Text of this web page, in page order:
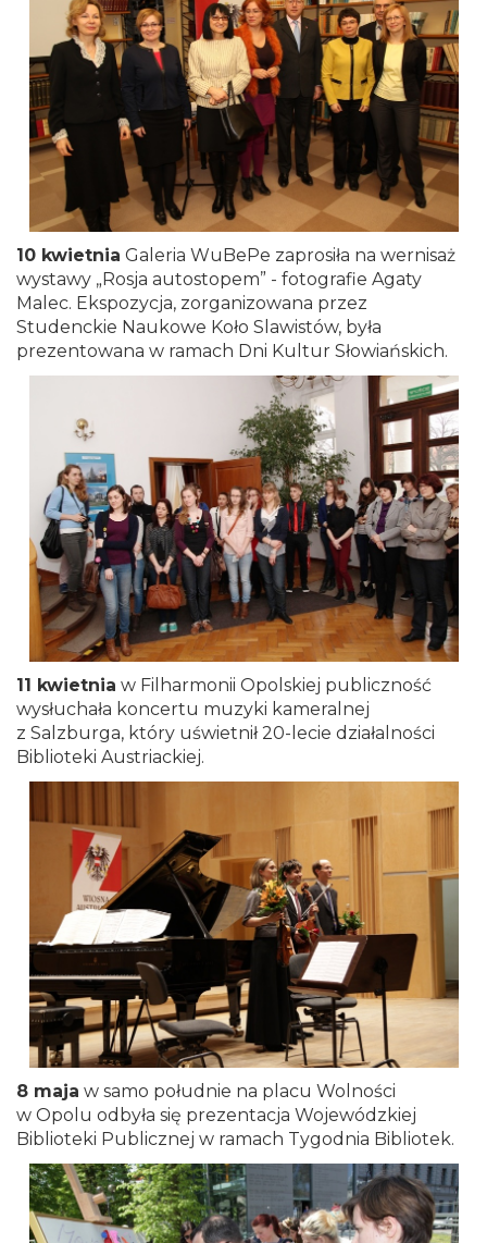
10 kwietnia Galeria WuBePe zaprosiła na wernisaż
wystawy „Rosja autostopem” - fotografie Agaty
Malec. Ekspozycja, zorganizowana przez
Studenckie Naukowe Koło Slawistów, była
prezentowana w ramach Dni Kultur Słowiańskich.
11 kwietnia w Filharmonii Opolskiej publiczność
wysłuchała koncertu muzyki kameralnej
z Salzburga, który uświetnił 20-lecie działalności
Biblioteki Austriackiej.
8 maja w samo południe na placu Wolności
w Opolu odbyła się prezentacja Wojewódzkiej
Biblioteki Publicznej w ramach Tygodnia Bibliotek.